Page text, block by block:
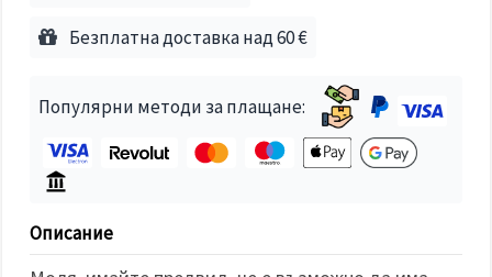
"бисквитки"
Приеми
всички
на
Безплатна доставка над 60 €
Популярни методи за плащане:
Описание